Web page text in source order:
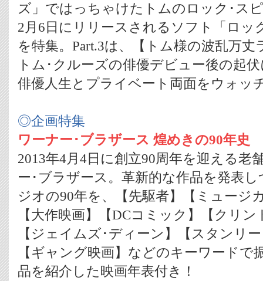
ズ」ではっちゃけたトムのロック･ス
2月6日にリリースされるソフト「ロッ
を特集。Part.3は、【トム様の波乱万
トム･クルーズの俳優デビュー後の起
俳優人生とプライベート両面をウォッ
◎企画特集
ワーナー･ブラザース 煌めきの90年史
2013年4月4日に創立90周年を迎える老
ー･ブラザース。革新的な作品を発表
ジオの90年を、【先駆者】【ミュージ
【大作映画】【DCコミック】【クリ
【ジェイムズ･ディーン】【スタンリ
【ギャング映画】などのキーワード
品を紹介した映画年表付き！